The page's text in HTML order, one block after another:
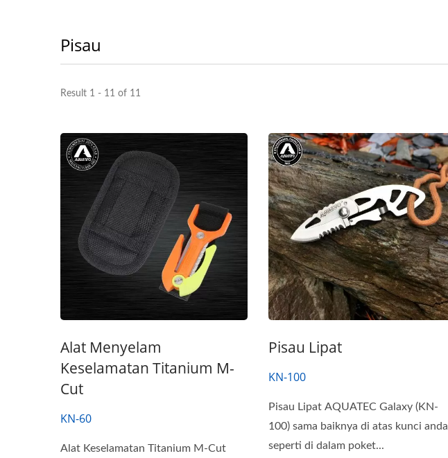
Pisau
Result 1 - 11 of 11
Alat Menyelam
Keselamatan Titanium M-
Cut
KN-60
Alat Keselamatan Titanium M-Cut
Pisau Lipat
KN-100
Pisau Lipat AQUATEC Galaxy (KN-
100) sama baiknya di atas kunci anda
seperti di dalam poket...